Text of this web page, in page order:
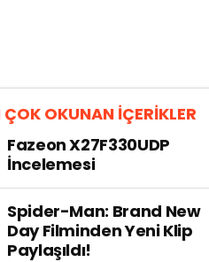
ÇOK OKUNAN İÇERİKLER
Fazeon X27F330UDP
İncelemesi
Spider-Man: Brand New
Day Filminden Yeni Klip
Paylaşıldı!